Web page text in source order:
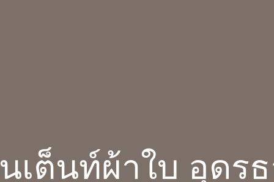
เต็นท์ผ้าใบ อุดร